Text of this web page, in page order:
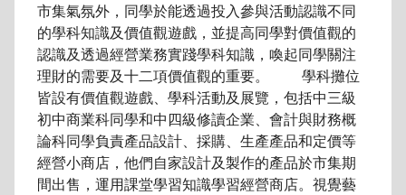
市集氣氛外，同學於能透過投入參與活動認識不同
的學科知識及價值觀遊戲，並提高同學對價值觀的
認識及透過經營業務實踐學科知識，喚起同學關注
理財的需要及十二項價值觀的重要。 學科攤位
皆設有價值觀遊戲、學科活動及展覽，包括中三級
初中商業科同學和中四級修讀企業、會計與財務概
論科同學負責產品設計、採購、生產產品和定價等
經營小商店，他們自家設計及製作的產品於市集期
間出售，運用課堂學習知識學習經營商店。視覺藝